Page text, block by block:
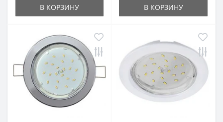
В КОРЗИНУ В КОРЗИНУ